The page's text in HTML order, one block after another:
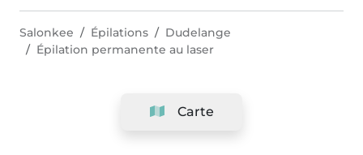
Carte
Salonkee Épilations
Dudelange
Épilation permanente au laser